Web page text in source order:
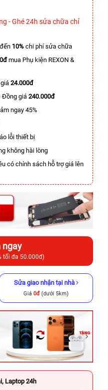
- Ghé 24h sửa chữa chỉ
10% chi phí sửa chữa
mua Phụ kiện REXON &
24.000đ
Đồng giá 240.000đ
ngay 45%
lỗi thiết bị
không hài lòng
có chính sách hỗ trợ giá lên
ngay
tối đa 50.000đ)
Sửa giao nhận tại nhà
Giá 0đ (dưới 5km)
Laptop 24h